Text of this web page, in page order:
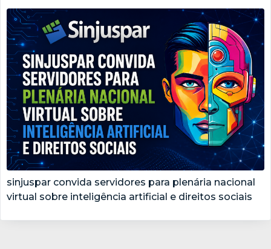
sinjuspar convida servidores para plenária nacional
virtual sobre inteligência artificial e direitos sociais